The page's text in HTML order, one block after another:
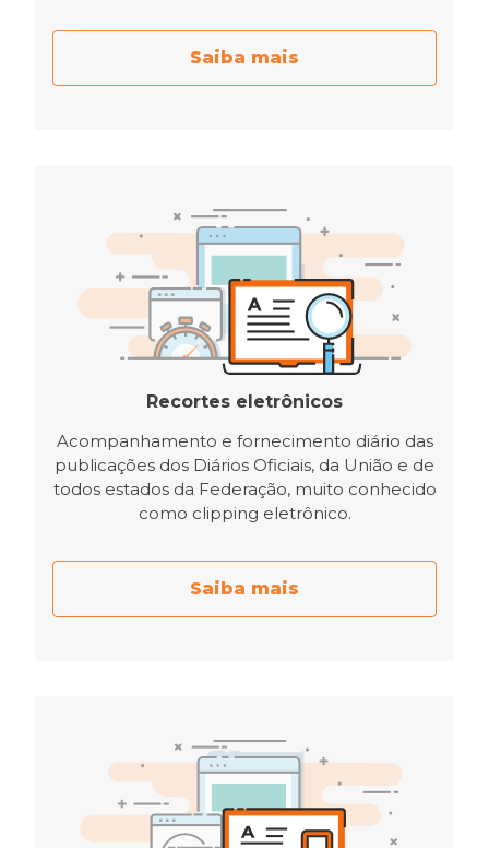
Saiba mais
Recortes eletrônicos
Acompanhamento e fornecimento diário das
publicações dos Diários Oficiais, da União e de
todos estados da Federação, muito conhecido
como clipping eletrônico.
Saiba mais